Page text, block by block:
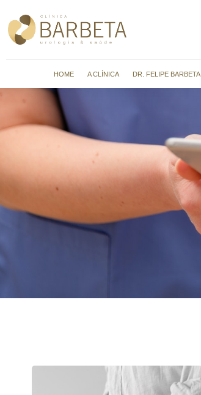
HOME A CLÍNICA DR. FELIPE BARBETA